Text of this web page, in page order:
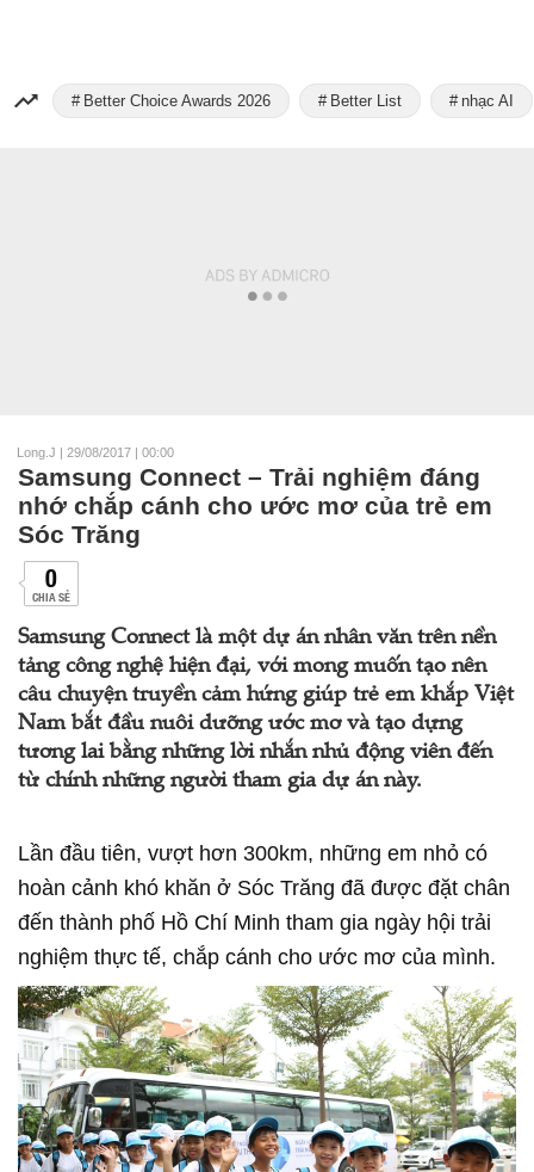
Better Choice Awards 2026 Better List nhạc AI
Long.J | 29/08/2017 | 00:00
Samsung Connect – Trải nghiệm đáng
nhớ chắp cánh cho ước mơ của trẻ em
Sóc Trăng
0
CHIA SẺ
Samsung Connect là một dự án nhân văn trên nền
tảng công nghệ hiện đại, với mong muốn tạo nên
câu chuyện truyền cảm hứng giúp trẻ em khắp Việt
Nam bắt đầu nuôi dưỡng ước mơ và tạo dựng
tương lai bằng những lời nhắn nhủ động viên đến
từ chính những người tham gia dự án này.
Lần đầu tiên, vượt hơn 300km, những em nhỏ có
hoàn cảnh khó khăn ở Sóc Trăng đã được đặt chân
đến thành phố Hồ Chí Minh tham gia ngày hội trải
nghiệm thực tế, chắp cánh cho ước mơ của mình.